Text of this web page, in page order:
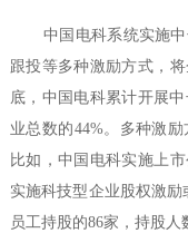
中国电科系统实施中
跟投等多种激励方式，
底，中国电科累计开展
业总数的44%。多种激
比如，中国电科实施上
实施科技型企业股权激励
员工持股的86家，持股人